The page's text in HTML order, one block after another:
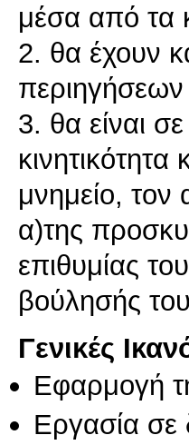
μέσα από τα
2. θα έχουν
περιηγήσεων
3. θα είναι
μνημείο, τον
α)της
επιθυμίας
βούλησής
Γενικές
Εφαρμογή
Εργασία σε